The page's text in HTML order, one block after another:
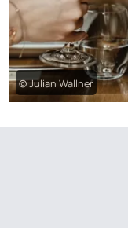
© Julian Wallner